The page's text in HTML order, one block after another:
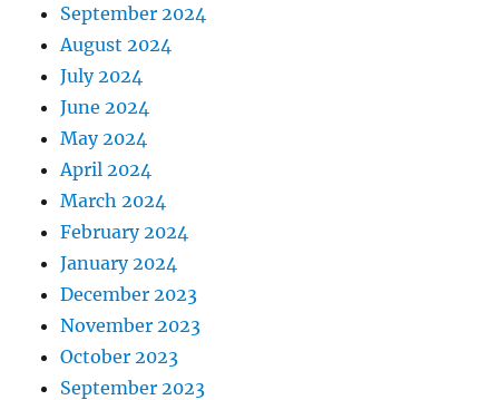
September 2024
August 2024
July 2024
June 2024
May 2024
April 2024
March 2024
February 2024
January 2024
December 2023
November 2023
October 2023
September 2023